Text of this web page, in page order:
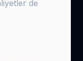
de